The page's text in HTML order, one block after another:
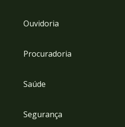
Ouvidoria
Procuradoria
Saúde
Segurança